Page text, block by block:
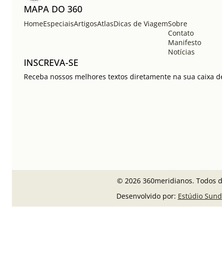
MAPA DO 360
HomeEspeciaisArtigosAtlasDicas de ViagemSobre
Contato
Manifesto
Notícias
INSCREVA-SE
Receba nossos melhores textos diretamente na sua caixa
© 2026 360meridianos. Todos
Desenvolvido por: Estúdio